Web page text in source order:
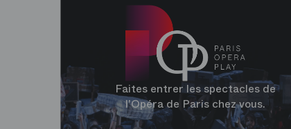
Faites entrer les spectacles de
l'Opéra de Paris chez vous.